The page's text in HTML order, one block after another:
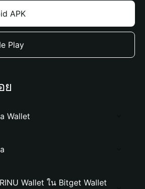
APK
Play
ย
Wallet
Wallet ใน Bitget Wallet